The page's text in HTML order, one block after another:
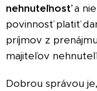
nehnuteľnosťa nie
povinnosť platiť
príjmov z
majiteľov
Dobrou správou